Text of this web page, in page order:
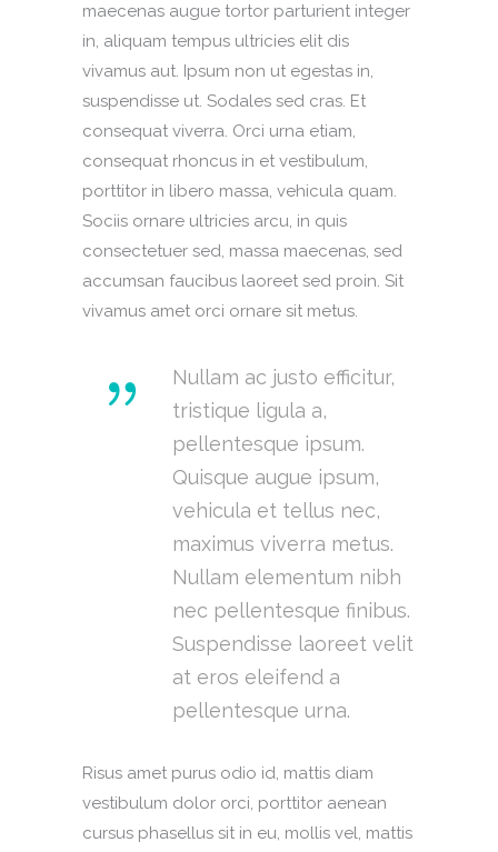
maecenas augue tortor parturient integer
in, aliquam tempus ultricies elit dis
vivamus aut. Ipsum non ut egestas in,
suspendisse ut. Sodales sed cras. Et
consequat viverra. Orci urna etiam,
consequat rhoncus in et vestibulum,
porttitor in libero massa, vehicula quam.
Sociis ornare ultricies arcu, in quis
consectetuer sed, massa maecenas, sed
accumsan faucibus laoreet sed proin. Sit
vivamus amet orci ornare sit metus.
Nullam ac justo efficitur,
tristique ligula a,
pellentesque ipsum.
Quisque augue ipsum,
vehicula et tellus nec,
maximus viverra metus.
Nullam elementum nibh
nec pellentesque finibus.
Suspendisse laoreet velit
at eros eleifend a
pellentesque urna.
Risus amet purus odio id, mattis diam
vestibulum dolor orci, porttitor aenean
cursus phasellus sit in eu, mollis vel, mattis